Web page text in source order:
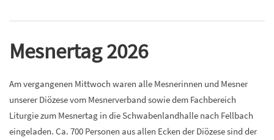
Mesnertag 2026
Am vergangenen Mittwoch waren alle Mesnerinnen und Mesner
unserer Diözese vom Mesnerverband sowie dem Fachbereich
Liturgie zum Mesnertag in die Schwabenlandhalle nach Fellbach
eingeladen. Ca. 700 Personen aus allen Ecken der Diözese sind der